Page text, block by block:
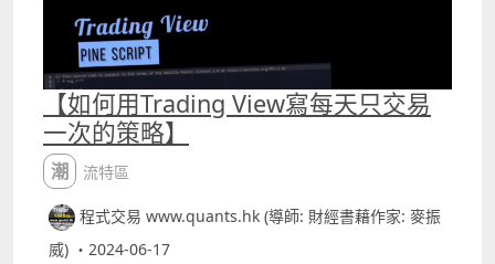
httpswww.patreon.comquantshk 網頁www.quants.hk
確實很大機會反彈。 如圖一是TeslaUSTSLA的5分鐘圖，
2023年12月14日當日便出現這種情況 2 3天法則 由於每個
投資者都必須在三個工作日內結算他們的證券交易。他的意
思是用現金戶口，這個結算週期被稱為「T 3」，若用孖展戶
口則可以「T0」。而現金戶口的「T3」規則意味著當投資者
購入股票後，證券交易商必須在交易執行後的三個工作日內
收到投資者的付款。但若投資者未能付款就必需賣出股份，
故此股市中若連續上升三天後都大多會調整，又或者出現升
勢放緩。 但筆者就認為，這個3天法則在「弱市」中才較多
出現，在市況十分強的情況，3天法則並不適用。 如2022年
與2023年便有很大的分別，2022年屬於「弱市」，2023年
=false buyCond=closelt;lower and closelt;sma20
shortCond=closegt;upper and closegt;sma20
buycloseCond=ta.crossoverclose,sma20
shortcloseCond=ta.crossunderclose,sma20 if buyCond
and noposition and not traded
strategy.entryquot;BUYquot;,strategy.long traded=true
if buycloseCond and not noposition
strategy.closequot;BUYquot; if shortCond and
noposition and not traded
strategy.entryquot;SHORTquot;,strategy.short
traded=true if shortcloseCond and not noposition
【如何用Trading View寫每天只交易
一次的策略】
潮流特區
程式交易 www.quants.hk (導師: 財經書藉作家: 麥振
威) ・2024-06-17